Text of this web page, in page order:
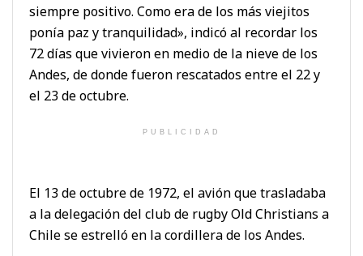
siempre positivo. Como era de los más viejitos
ponía paz y tranquilidad», indicó al recordar los
72 días que vivieron en medio de la nieve de los
Andes, de donde fueron rescatados entre el 22 y
el 23 de octubre.
PUBLICIDAD
El 13 de octubre de 1972, el avión que trasladaba
a la delegación del club de rugby Old Christians a
Chile se estrelló en la cordillera de los Andes.